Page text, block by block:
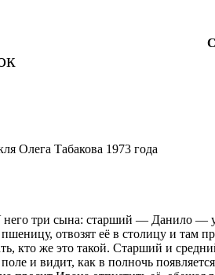
Олега Табакова 1973 года
него три сына: старший —
отвозят её в столицу и там
кто же это такой. Старший и
и видит, как в полночь